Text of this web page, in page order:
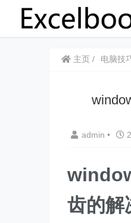
主页 电脑技
admin •
齿的解